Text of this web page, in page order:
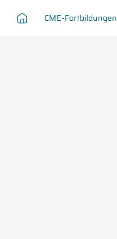
CME-Fortbildungen